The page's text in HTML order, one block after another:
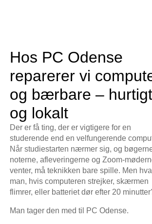
Hos PC Odense
reparerer vi
og bærbare – hurtigt
og lokalt
Der er få ting, der er vigtigere for en
studerende end en velfungerende
Når studiestarten nærmer sig, og
noterne, afleveringerne og Zoom-
venter, må teknikken bare spille. Men
man, hvis computeren strejker, skærmen
flimrer, eller batteriet dør efter 20
Man tager den med til PC Odense.